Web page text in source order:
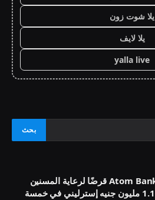
يلا شوت زون
يلا لايف
yalla live
يقدم Atom Bank قرضًا لرعاية المسنين
بقيمة 1.1 مليون جنيه إسترليني في خمسة